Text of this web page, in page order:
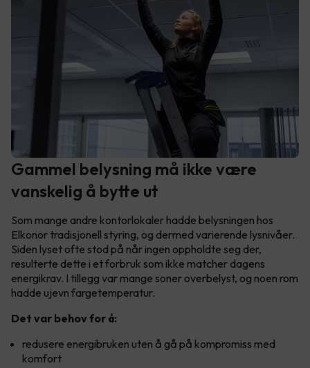
Gammel belysning må ikke være
vanskelig å bytte ut
Som mange andre kontorlokaler hadde belysningen hos
Elkonor tradisjonell styring, og dermed varierende lysnivåer.
Siden lyset ofte stod på når ingen oppholdte seg der,
resulterte dette i et forbruk som ikke matcher dagens
energikrav. I tillegg var mange soner overbelyst, og noen rom
hadde ujevn fargetemperatur.
Det var behov for å:
redusere energibruken uten å gå på kompromiss med
komfort